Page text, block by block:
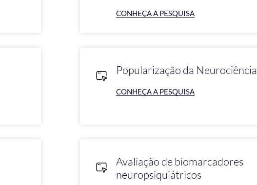
CONHEÇA A PESQUISA
Popularização da Neurociência
CONHEÇA A PESQUISA
Avaliação de biomarcadores
neuropsiquiátricos